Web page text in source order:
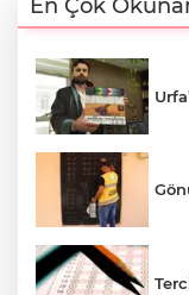
En Çok